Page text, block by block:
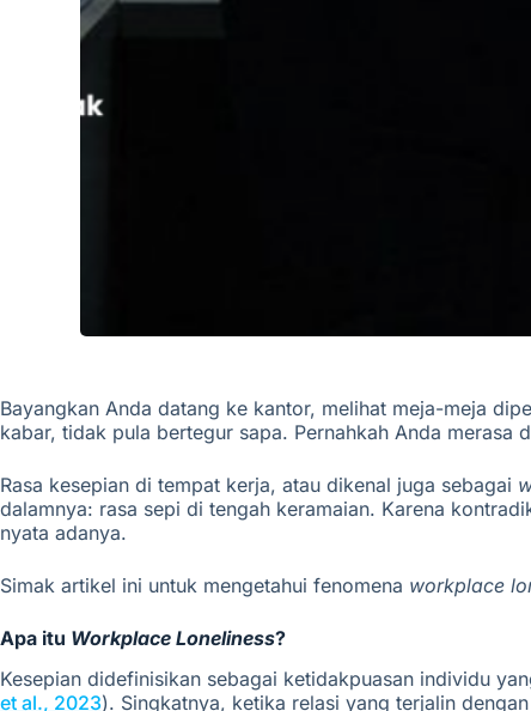
Bayangkan Anda datang ke kantor, melihat meja-meja
kabar, tidak pula bertegur sapa. Pernahkah Anda merasa
Rasa kesepian di tempat kerja, atau dikenal juga sebagai
dalamnya: rasa sepi di tengah keramaian. Karena
nyata adanya.
Simak artikel ini untuk mengetahui fenomena workplace
Apa itu Workplace Loneliness?
Kesepian didefinisikan sebagai ketidakpuasan individu
et al., 2023). Singkatnya, ketika relasi yang terjalin